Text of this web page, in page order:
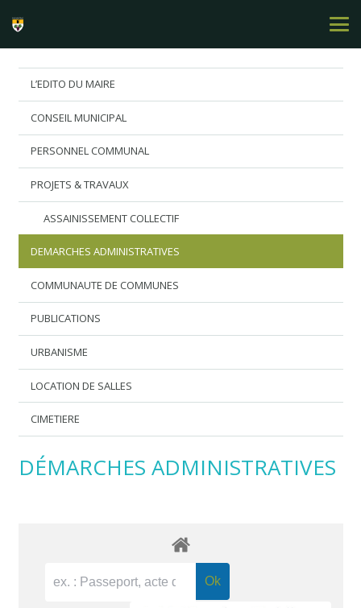
L’EDITO DU MAIRE
CONSEIL MUNICIPAL
PERSONNEL COMMUNAL
PROJETS & TRAVAUX
ASSAINISSEMENT COLLECTIF
DEMARCHES ADMINISTRATIVES
COMMUNAUTE DE COMMUNES
PUBLICATIONS
URBANISME
LOCATION DE SALLES
CIMETIERE
DÉMARCHES ADMINISTRATIVES